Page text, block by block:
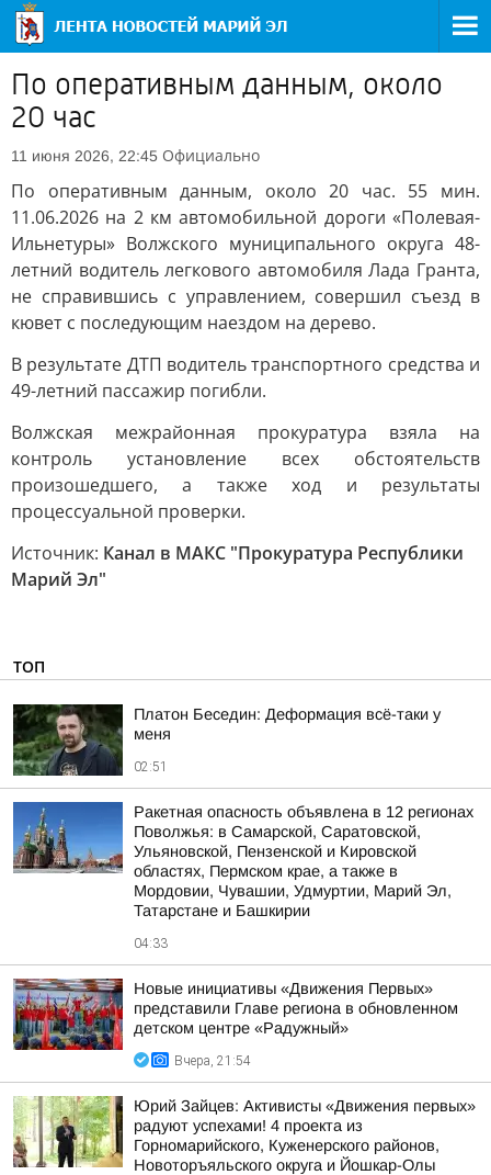
По оперативным данным, около
20 час
11 июня 2026, 22:45 Официально
По оперативным данным, около 20 час. 55 мин.
11.06.2026 на 2 км автомобильной дороги «Полевая-
Ильнетуры» Волжского муниципального округа 48-
летний водитель легкового автомобиля Лада Гранта,
не справившись с управлением, совершил съезд в
кювет с последующим наездом на дерево.
В результате ДТП водитель транспортного средства и
49-летний пассажир погибли.
Волжская межрайонная прокуратура взяла на
контроль установление всех обстоятельств
произошедшего, а также ход и результаты
процессуальной проверки.
Источник: Канал в МАКС "Прокуратура Республики
Марий Эл"
ТОП
Платон Беседин: Деформация всё-таки у
меня
02:51
Ракетная опасность объявлена в 12 регионах
Поволжья: в Самарской, Саратовской,
Ульяновской, Пензенской и Кировской
областях, Пермском крае, а также в
Мордовии, Чувашии, Удмуртии, Марий Эл,
Татарстане и Башкирии
04:33
Новые инициативы «Движения Первых»
представили Главе региона в обновленном
детском центре «Радужный»
Вчера, 21:54
Юрий Зайцев: Активисты «Движения первых»
радуют успехами! 4 проекта из
Горномарийского, Куженерского районов,
Новоторъяльского округа и Йошкар-Олы